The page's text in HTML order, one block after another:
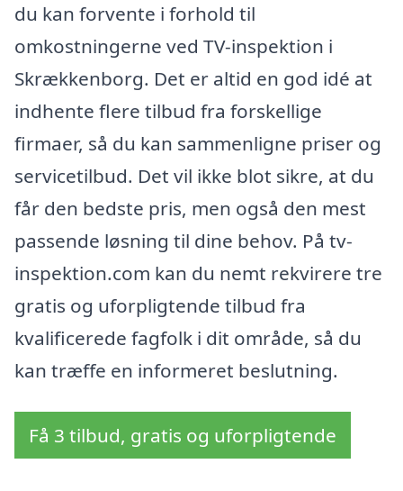
du kan forvente i forhold til
omkostningerne ved TV-inspektion i
Skrækkenborg. Det er altid en god idé at
indhente flere tilbud fra forskellige
firmaer, så du kan sammenligne priser og
servicetilbud. Det vil ikke blot sikre, at du
får den bedste pris, men også den mest
passende løsning til dine behov. På tv-
inspektion.com kan du nemt rekvirere tre
gratis og uforpligtende tilbud fra
kvalificerede fagfolk i dit område, så du
kan træffe en informeret beslutning.
Få 3 tilbud, gratis og uforpligtende